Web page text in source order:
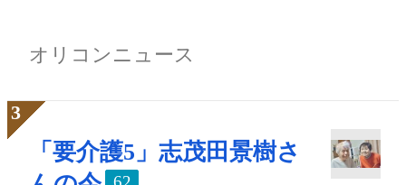
オリコンニュース
「要介護5」志茂田景樹さ